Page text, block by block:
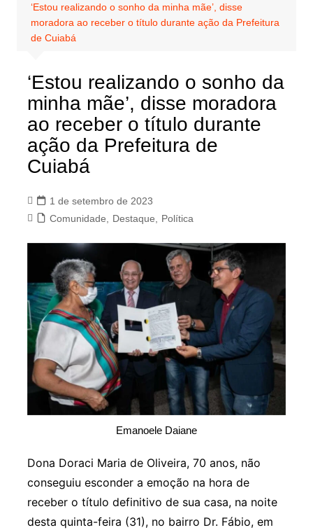
‘Estou realizando o sonho da minha mãe’, disse
moradora ao receber o título durante ação da Prefeitura
de Cuiabá
‘Estou realizando o sonho da
minha mãe’, disse moradora
ao receber o título durante
ação da Prefeitura de
Cuiabá
1 de setembro de 2023
Comunidade
Destaque Política
Emanoele Daiane
Dona Doraci Maria de Oliveira, 70 anos, não
conseguiu esconder a emoção na hora de
receber o título definitivo de sua casa, na noite
desta quinta-feira (31), no bairro Dr. Fábio, em